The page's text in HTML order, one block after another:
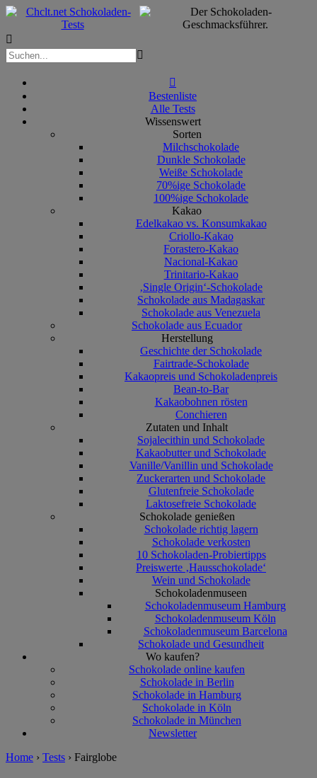



Bestenliste
Alle Tests
Wissenswert
Sorten
Milchschokolade
Dunkle Schokolade
Weiße Schokolade
70%ige Schokolade
100%ige Schokolade
Kakao
Edelkakao vs. Konsumkakao
Criollo-Kakao
Forastero-Kakao
Nacional-Kakao
Trinitario-Kakao
‚Single Origin‘-Schokolade
Schokolade aus Madagaskar
Schokolade aus Venezuela
Schokolade aus Ecuador
Herstellung
Geschichte der Schokolade
Fairtrade-Schokolade
Kakaopreis und Schokoladenpreis
Bean-to-Bar
Kakaobohnen rösten
Conchieren
Zutaten und Inhalt
Sojalecithin und Schokolade
Kakaobutter und Schokolade
Vanille/Vanillin und Schokolade
Zuckerarten und Schokolade
Glutenfreie Schokolade
Laktosefreie Schokolade
Schokolade genießen
Schokolade richtig lagern
Schokolade verkosten
10 Schokoladen-Probiertipps
Preiswerte ‚Hausschokolade‘
Wein und Schokolade
Schokoladenmuseen
Schokoladenmuseum Hamburg
Schokoladenmuseum Köln
Schokoladenmuseum Barcelona
Schokolade und Gesundheit
Wo kaufen?
Schokolade online kaufen
Schokolade in Berlin
Schokolade in Hamburg
Schokolade in Köln
Schokolade in München
Newsletter
Home › Tests › Fairglobe